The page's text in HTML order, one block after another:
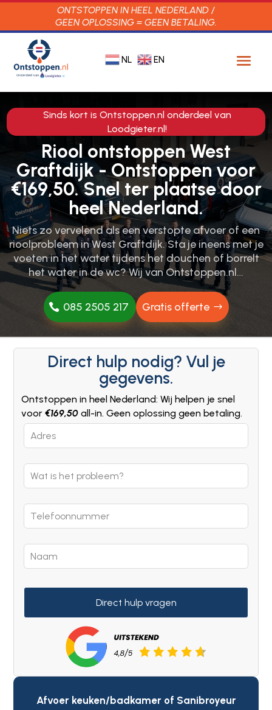
ONTSTOPPEN IN HEEL NEDERLAND /
GEEN OPLOSSING = GEEN BETALING.
NL EN
Sinds kort is Ontstoppen.nl onderdeel van
Loodgieter.nl!
Riool ontstoppen West
Graftdijk - Ontstoppen voor
€169,50. Snel ter plaatse door
heel Nederland.
Niets zo vervelend als een verstopte afvoer of een
rioolprobleem in West Graftdijk.​ Sta je ineens met je
voeten in het water tijdens het douchen of borrelt
het water in de wc? Wij van Ontstoppen.​nl…
085 2505 217 Gratis offerte
Direct hulp nodig? Vul je
gegevens.
Ontstoppen in heel Nederland: Wij helpen je snel
voor€169,50 all-in. Geen oplossing geen betaling.
Leave
this
blank
Direct hulp vragen
Afvoer keuken/badkamer of Sanibroyeur